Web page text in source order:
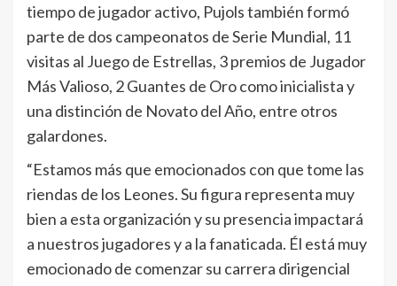
tiempo de jugador activo, Pujols también formó
parte de dos campeonatos de Serie Mundial, 11
visitas al Juego de Estrellas, 3 premios de Jugador
Más Valioso, 2 Guantes de Oro como inicialista y
una distinción de Novato del Año, entre otros
galardones.
“Estamos más que emocionados con que tome las
riendas de los Leones. Su figura representa muy
bien a esta organización y su presencia impactará
a nuestros jugadores y a la fanaticada. Él está muy
emocionado de comenzar su carrera dirigencial